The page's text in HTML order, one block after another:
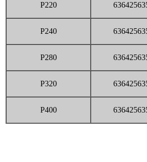
P220
P240
P280
P320
P400